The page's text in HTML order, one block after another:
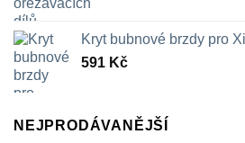
Kryt bubnové brzdy pro
591 Kč
NEJPRODÁVANĚJŠÍ